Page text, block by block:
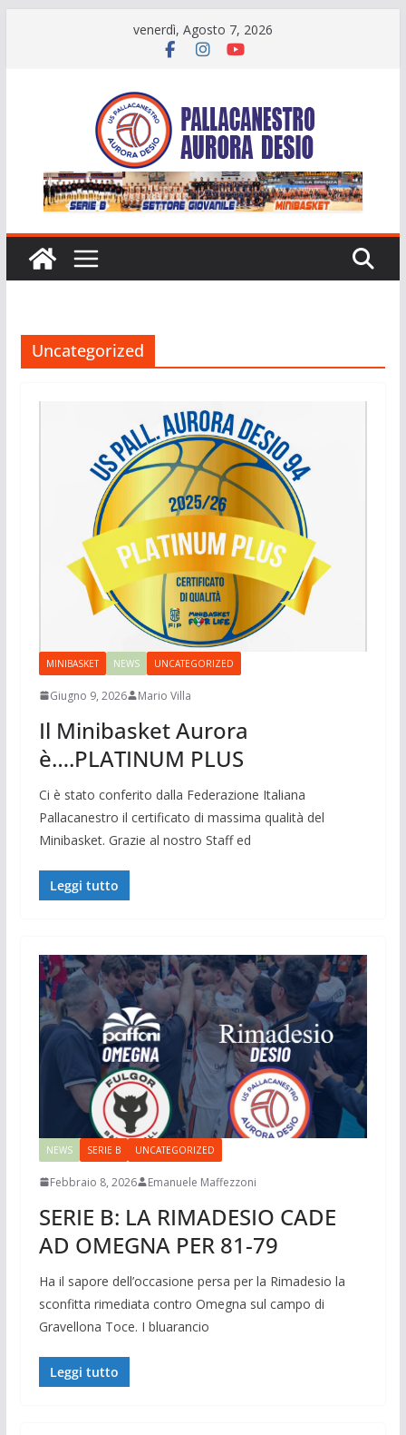
venerdì, Agosto 7, 2026
Uncategorized
MINIBASKET NEWS UNCATEGORIZED
Giugno 9, 2026 Mario Villa
Il Minibasket Aurora
è….PLATINUM PLUS
Ci è stato conferito dalla Federazione Italiana
Pallacanestro il certificato di massima qualità del
Minibasket. Grazie al nostro Staff ed
Leggi tutto
NEWS SERIE B UNCATEGORIZED
Febbraio 8, 2026 Emanuele Maffezzoni
SERIE B: LA RIMADESIO CADE
AD OMEGNA PER 81-79
Ha il sapore dell’occasione persa per la Rimadesio la
sconfitta rimediata contro Omegna sul campo di
Gravellona Toce. I bluarancio
Leggi tutto